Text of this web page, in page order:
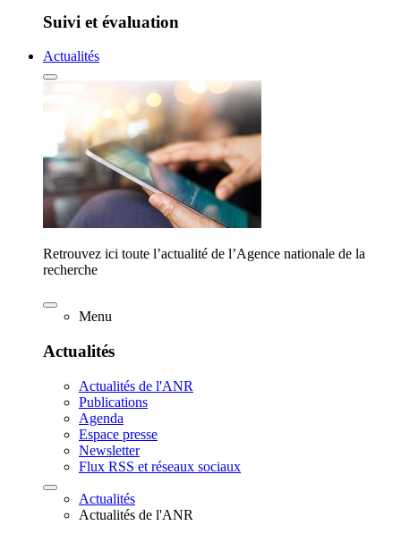
Suivi et évaluation
Actualités
Retrouvez ici toute l’actualité de l’Agence nationale de la
recherche
Menu
Actualités
Actualités de l'ANR
Publications
Agenda
Espace presse
Newsletter
Flux RSS et réseaux sociaux
Actualités
Actualités de l'ANR